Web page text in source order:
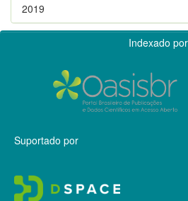
2019
Indexado por
Suportado por